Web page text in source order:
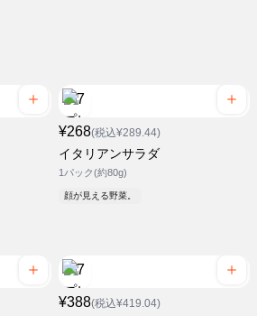
¥268(税込¥289.44)
イタリアンサラダ
1パック(約80g)
顔が見える野菜。
¥388(税込¥419.04)